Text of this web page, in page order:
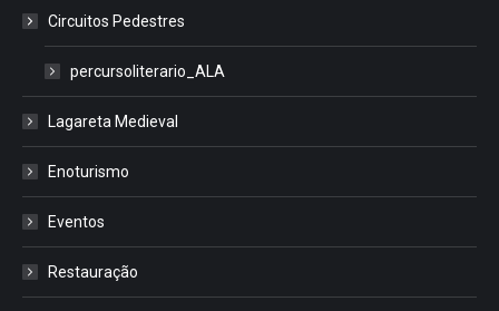
Circuitos Pedestres
percursoliterario_ALA
Lagareta Medieval
Enoturismo
Eventos
Restauração